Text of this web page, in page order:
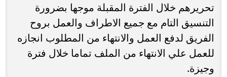
تحريرهم خلال الفترة المقبلة موجها بضرورة
التنسيق التام مع جميع الاطراف والعمل بروح
الفريق لدفع العمل والانتهاء من المطلوب انجازه
للعمل علي الانتهاء من الملف تماما خلال فترة
وجيزة.